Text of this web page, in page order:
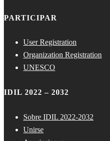
PARTICIPAR
User Registration
Organization Registration
UNESCO
IDIL 2022 – 2032
Sobre IDIL 2022-2032
Unirse